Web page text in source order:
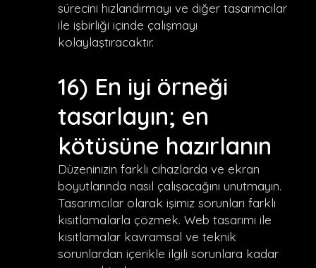
sürecini hızlandırmayı ve diğer tasarımcılar
ile işbirliği içinde çalışmayı
kolaylaştıracaktır.
16) En iyi örneği
tasarlayın; en
kötüsüne hazırlanın
Düzeninizin farklı cihazlarda ve ekran
boyutlarında nasıl çalışacağını unutmayın.
Tasarımcılar olarak işimiz sorunları farklı
kısıtlamalarla çözmek. Web tasarımı ile
kısıtlamalar kavramsal ve teknik
sorunlardan içerikle ilgili sorunlara kadar